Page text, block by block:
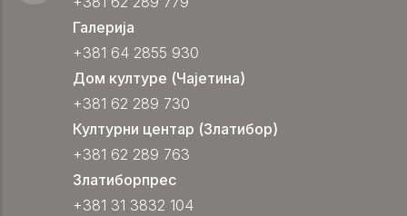
Галерија
+381 64 2855 930
Дом културе (Чајетина)
+381 62 289 730
Културни центар (Златибор)
+381 62 289 763
Златиборпрес
+381 31 3832 104